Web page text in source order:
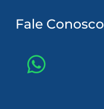
Fale Conosco